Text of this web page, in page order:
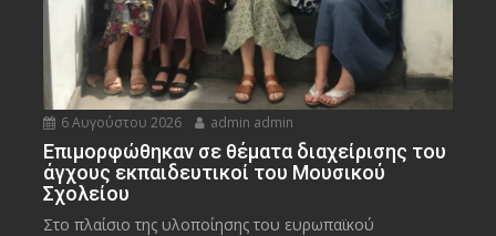
6 Αυγούστου 2026 admin admin
Eπιμορφώθηκαν σε θέματα διαχείρισης του
άγχους εκπαιδευτικοί του Μουσικού
Σχολείου
Στο πλαίσιο της υλοποίησης του ευρωπαϊκού